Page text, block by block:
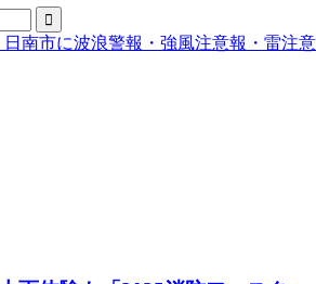
日南市に波浪警報・強風注意報・雷注意